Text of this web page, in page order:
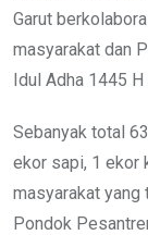
Garut
masyarakat dan
Idul Adha 1445
Sebanyak total
ekor sapi, 1 ekor
masyarakat yang
Pondok